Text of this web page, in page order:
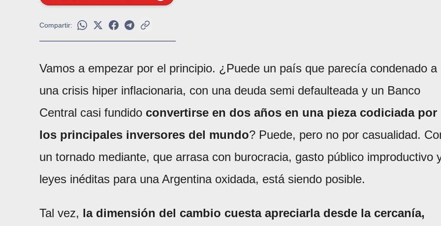
Compartir:
Vamos a empezar por el principio. ¿Puede un país que parecía condenado a
una crisis hiper inflacionaria, con una deuda semi defaulteada y un Banco
Central casi fundido convertirse en dos años en una pieza codiciada por
los principales inversores del mundo? Puede, pero no por casualidad.
un tornado mediante, que arrasa con burocracia, gasto público improductivo
leyes inéditas para una Argentina oxidada, está siendo posible.
Tal vez, la dimensión del cambio cuesta apreciarla desde la cercanía,